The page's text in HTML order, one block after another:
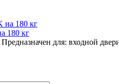
180 кг
Предназначен для: входной